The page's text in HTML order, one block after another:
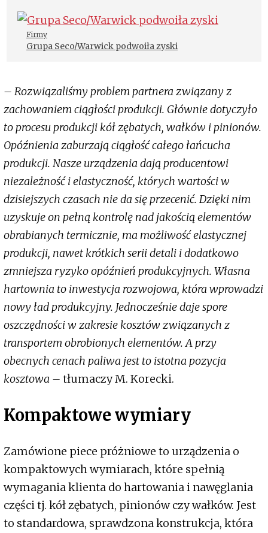
Firmy
Grupa Seco/Warwick podwoiła zyski
– Rozwiązaliśmy problem partnera związany z
zachowaniem ciągłości produkcji. Głównie dotyczyło
to procesu produkcji kół zębatych, wałków i pinionów.
Opóźnienia zaburzają ciągłość całego łańcucha
produkcji. Nasze urządzenia dają producentowi
niezależność i elastyczność, których wartości w
dzisiejszych czasach nie da się przecenić. Dzięki nim
uzyskuje on pełną kontrolę nad jakością elementów
obrabianych termicznie, ma możliwość elastycznej
produkcji, nawet krótkich serii detali i dodatkowo
zmniejsza ryzyko opóźnień produkcyjnych. Własna
hartownia to inwestycja rozwojowa, która wprowadzi
nowy ład produkcyjny. Jednocześnie daje spore
oszczędności w zakresie kosztów związanych z
transportem obrobionych elementów. A przy
obecnych cenach paliwa jest to istotna pozycja
kosztowa – tłumaczy M. Korecki.
Kompaktowe wymiary
Zamówione piece próżniowe to urządzenia o
kompaktowych wymiarach, które spełnią
wymagania klienta do hartowania i nawęglania
części tj. kół zębatych, pinionów czy wałków. Jest
to standardowa, sprawdzona konstrukcja, która